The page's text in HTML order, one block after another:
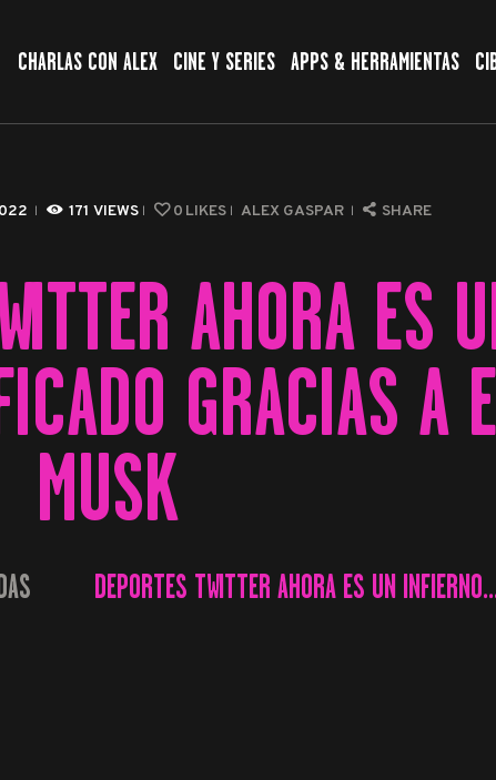
CHARLAS CON ALEX CINE Y SERIES APPS & HERRAMIENTAS
171 VIEWS 0 LIKES ALEX GASPAR SHARE
AHORA ES
GRACIAS A
MUSK
DEPORTES TWITTER AHORA ES UN